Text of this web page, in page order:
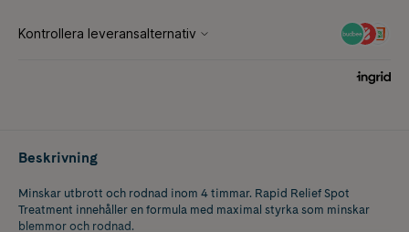
Beskrivning
Minskar utbrott och rodnad inom 4 timmar. Rapid Relief Spot
Treatment innehåller en formula med maximal styrka som minskar
blemmor och rodnad.